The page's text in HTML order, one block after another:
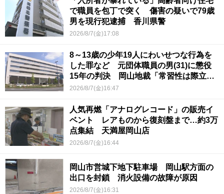
で職員を包丁で突く 傷害の疑いで79歳
男を現行犯逮捕 香川県警
2026/8/7(金)17:08
8～13歳の少年19人にわいせつな行為を
した罪など 元団体職員の男(31)に懲役
15年の判決 岡山地裁「常習性は際立っ
ていて被害結果も非常に重い」
2026/8/7(金)16:47
人気再燃「アナログレコード」の販売イ
ベント レアものから復刻盤まで…約3万
点集結 天満屋岡山店
2026/8/7(金)16:44
岡山市営城下地下駐車場 岡山駅方面の
出口を封鎖 消火設備の故障が原因
2026/8/7(金)16:31